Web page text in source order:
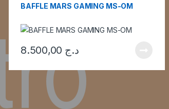
BAFFLE MARS GAMING MS-OM
د.ج